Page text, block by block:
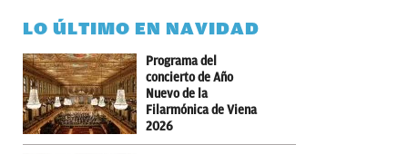
LO ÚLTIMO EN NAVIDAD
Programa del
concierto de Año
Nuevo de la
Filarmónica de Viena
2026